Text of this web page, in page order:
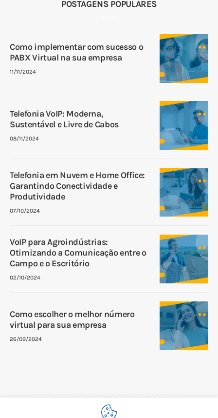
POSTAGENS POPULARES
Como implementar com sucesso o
PABX Virtual na sua empresa
11/11/2024
Telefonia VoIP: Moderna,
Sustentável e Livre de Cabos
08/11/2024
Telefonia em Nuvem e Home Office:
Garantindo Conectividade e
Produtividade
07/10/2024
VoIP para Agroindústrias:
Otimizando a Comunicação entre o
Campo e o Escritório
02/10/2024
Como escolher o melhor número
virtual para sua empresa
26/09/2024
2008 – 2026 Voip do Brasil | CNPJ: 11.117.500/0001-24 |
IE:146.666.112 | Rua Augusta 101, Consolação, São Paulo,